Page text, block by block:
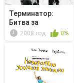
Терминатор:
Битва за
будущее -
2008 год 0%